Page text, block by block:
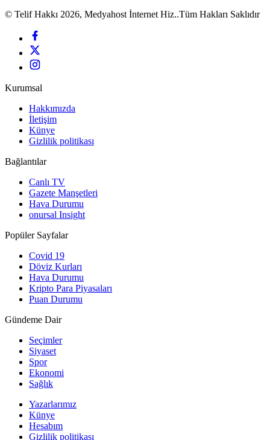
© Telif Hakkı 2026, Medyahost İnternet Hiz..Tüm Hakları Saklıdır
Kurumsal
Hakkımızda
İletişim
Künye
Gizlilik politikası
Bağlantılar
Canlı TV
Gazete Manşetleri
Hava Durumu
onursal Insight
Popüler Sayfalar
Covid 19
Döviz Kurları
Hava Durumu
Kripto Para Piyasaları
Puan Durumu
Gündeme Dair
Seçimler
Siyaset
Spor
Ekonomi
Sağlık
Yazarlarımız
Künye
Hesabım
Gizlilik politikası